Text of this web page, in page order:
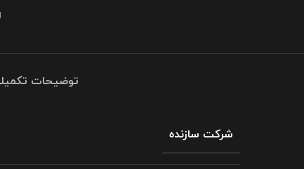
توضیحات
شرکت سازنده